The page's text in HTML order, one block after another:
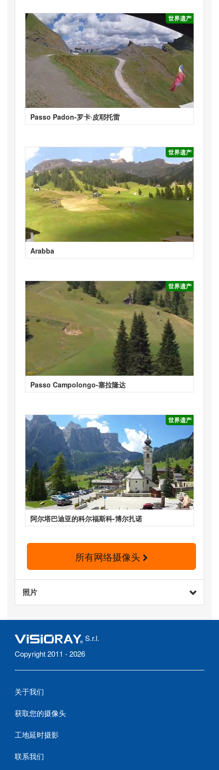
世界遗产
Passo Padon-罗卡·皮耶托雷
世界遗产
Arabba
世界遗产
Passo Campolongo-塞拉隆达
世界遗产
阿尔塔巴迪亚的科尔福斯科-博尔扎诺
所有网络摄像头
照片
S.r.l.
Copyright 2011 - 2026
关于我们
获取您的摄像头
工地延时摄影
联系我们